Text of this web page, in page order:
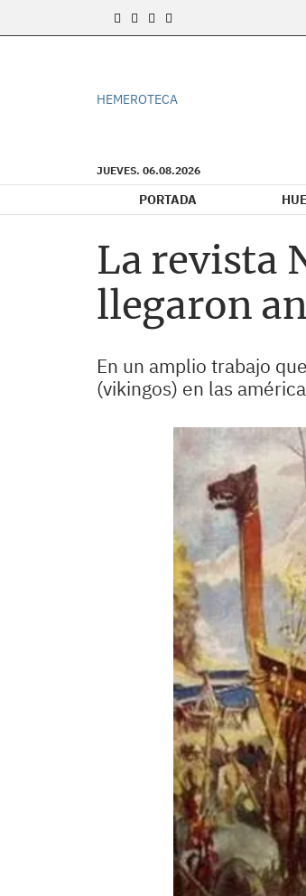
HEMEROTECA
JUEVES. 06.08.2026
PORTADA
La revista
llegaron
En un amplio trabajo
(vikingos) en las